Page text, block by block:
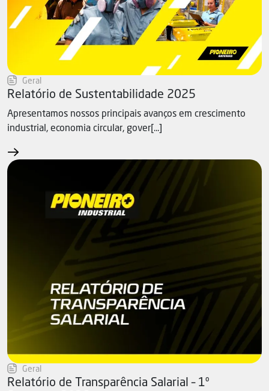
Geral
Relatório de Sustentabilidade 2025
Apresentamos nossos principais avanços em crescimento
industrial, economia circular, gover[...]
Geral
Relatório de Transparência Salarial – 1º